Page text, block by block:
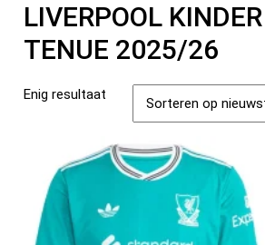
LIVERPOOL
TENUE 2025/26
Enig resultaat